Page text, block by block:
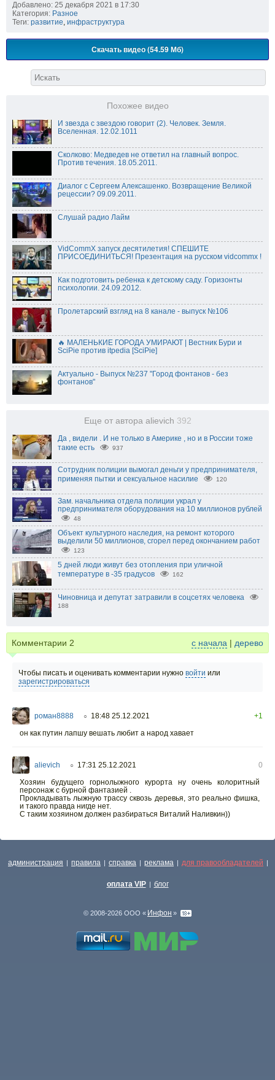
Добавлено: 25 декабря 2021 в 17:30
Категория: Разное
Теги: развитие, инфраструктура
Скачать видео (54.59 Мб)
Похожее видео
И звезда с звездою говорит (2). Человек. Земля.
Вселенная. 12.02.1011
Сколково: Медведев не ответил на главный вопрос.
Против течения. 18.05.2011.
Диалог с Сергеем Алексашенко. Возвращение Великой
рецессии? 09.09.2011.
Слушай радио Лайм
VidCommX запуск десятилетия! СПЕШИТЕ
ПРИСОЕДИНИТЬСЯ! Презентация на русском vidcommx !
Как подготовить ребенка к детскому саду. Горизонты
психологии. 24.09.2012.
Пролетарский взгляд на 8 канале - выпуск №106
🔥 МАЛЕНЬКИЕ ГОРОДА УМИРАЮТ | Вестник Бури и
SciPie против itpedia [SciPie]
Актуально - Выпуск №237 "Город фонтанов - без
фонтанов"
Еще от автора alievich 392
Да , видели . И не только в Америке , но и в России тоже
такие есть
937
Сотрудник полиции вымогал деньги у предпринимателя,
применяя пытки и сексуальное насилие
120
Зам. начальника отдела полиции украл у
предпринимателя оборудования на 10 миллионов рублей
48
Объект культурного наследия, на ремонт которого
выделили 50 миллионов, сгорел перед окончанием работ
123
5 дней люди живут без отопления при уличной
температуре в -35 градусов
162
Чиновница и депутат затравили в соцсетях человека
188
Комментарии 2 с начала | дерево
Чтобы писать и оценивать комментарии нужно войти или
зарегистрироваться
роман8888 ○ 18:48 25.12.2021
+1
он как путин лапшу вешать любит а народ хавает
alievich ○ 17:31 25.12.2021
0
Хозяин будущего горнолыжного курорта ну очень колоритный
персонаж с бурной фантазией .
Прокладывать лыжную трассу сквозь деревья, это реально фишка,
и такого правда нигде нет.
С таким хозяином должен разбираться Виталий Наливкин))
администрация | правила | справка | реклама | для правообладателей |
оплата VIP | блог
© 2008-2026 ООО « Инфон »